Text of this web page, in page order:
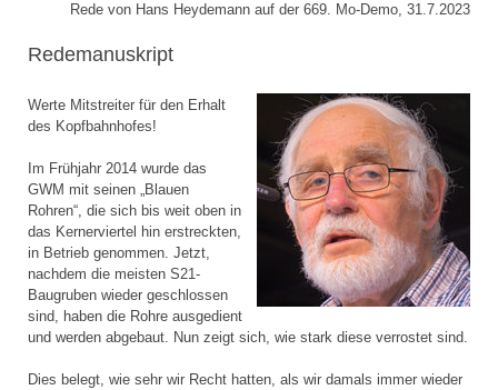
Rede von Hans Heydemann auf der 669. Mo-Demo, 31.7.2023
Redemanuskript
Werte Mitstreiter für den Erhalt
des Kopfbahnhofes!
Im Frühjahr 2014 wurde das
GWM mit seinen „Blauen
Rohren“, die sich bis weit oben in
das Kernerviertel hin erstreckten,
in Betrieb genommen. Jetzt,
nachdem die meisten S21-
Baugruben wieder geschlossen
sind, haben die Rohre ausgedient
und werden abgebaut. Nun zeigt sich, wie stark diese verrostet sind.
Dies belegt, wie sehr wir Recht hatten, als wir damals immer wieder